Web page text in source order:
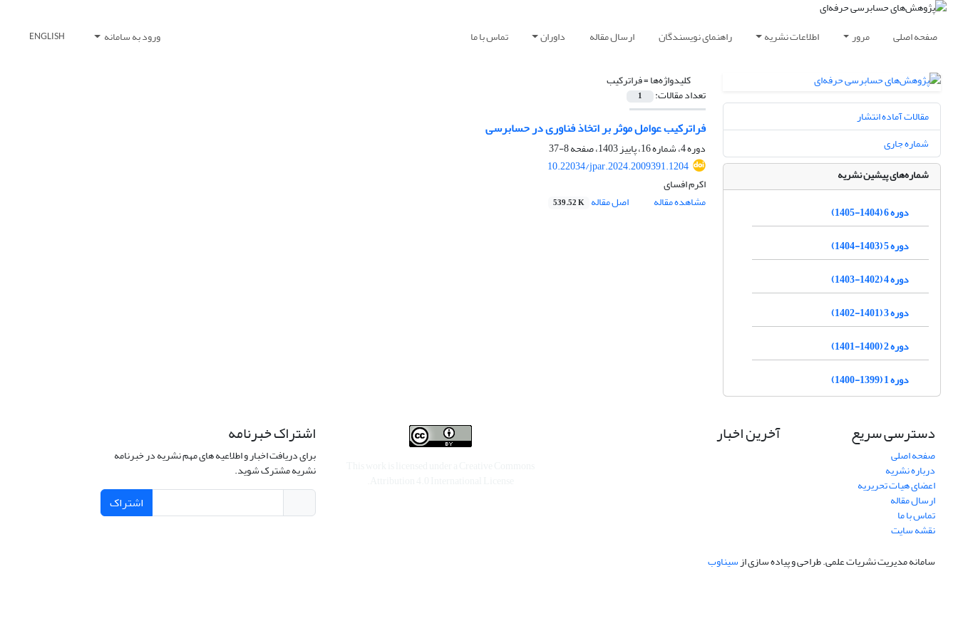
صفحه اصلی مرور اطلاعات نشریه راهنمای نویسندگان ارسال مقاله داوران تماس با ما ورود به سامانه ENGLISH
کلیدواژه‌ها =فراترکیب
تعداد مقالات: 1
فراترکیب عوامل موثر بر اتخاذ فناوری در حسابرسی
دوره 4، شماره 16، پاییز 1403، صفحه
8-37
10.22034/jpar.2024.2009391.1204
اکرم افسای
مشاهده مقاله
اصل مقاله 539.52 K
مقالات آماده انتشار
شماره جاری
شماره‌های پیشین نشریه
دوره 6 (1404-1405)
دوره 5 (1403-1404)
دوره 4 (1402-1403)
دوره 3 (1401-1402)
دوره 2 (1400-1401)
دوره 1 (1399-1400)
دسترسی سریع
صفحه اصلی
درباره نشریه
اعضای هیات تحریریه
ارسال مقاله
تماس با ما
نقشه سایت
آخرین اخبار اشتراک خبرنامه
برای دریافت اخبار و اطلاعیه های مهم نشریه در خبرنامه
نشریه مشترک شوید.
اشتراک
سامانه مدیریت نشریات علمی.طراحی و پیاده سازی ازسیناوب